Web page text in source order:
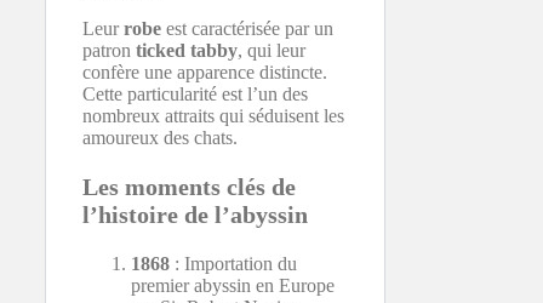
Leurrobe est caractérisée par un
patron ticked tabby, qui leur
confère une apparence distincte.
Cette particularité est l’un des
nombreux attraits qui séduisent les
amoureux des chats.
Les moments clés de
l’histoire de l’abyssin
1868 : Importation du
premier abyssin en Europe